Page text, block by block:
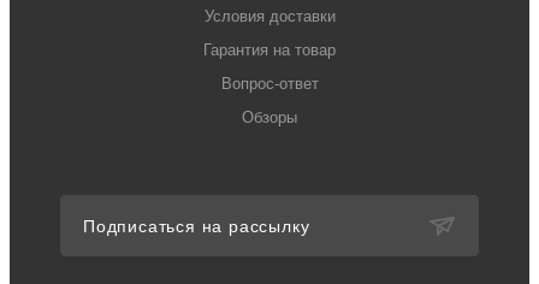
Условия доставки
Гарантия на товар
Вопрос-ответ
Обзоры
Подписаться на рассылку